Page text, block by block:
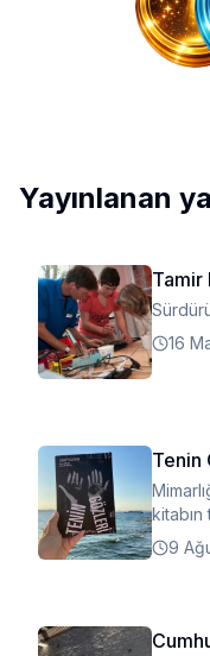
Yayınlanan
Tamir
16
Tenin
kitabın
9